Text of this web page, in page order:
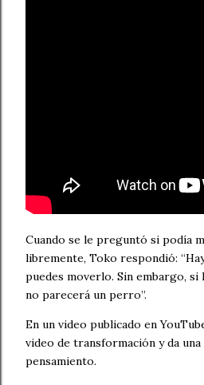
Cuando se le preguntó si podía
libremente, Toko respondió:
puedes moverlo. Sin embargo, si
no parecerá un perro”.
En un video publicado en
video de transformación y da
pensamiento.